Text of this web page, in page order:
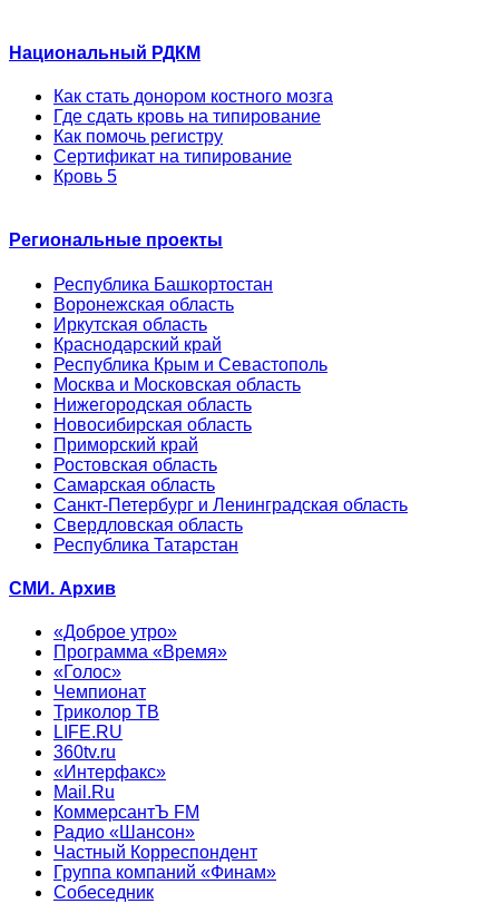
Национальный РДКМ
Как стать донором костного мозга
Где сдать кровь на типирование
Как помочь регистру
Сертификат на типирование
Кровь 5
Региональные проекты
Республика Башкортостан
Воронежская область
Иркутская область
Краснодарский край
Республика Крым и Севастополь
Москва и Московская область
Нижегородская область
Новосибирская область
Приморский край
Ростовская область
Самарская область
Санкт-Петербург и Ленинградская область
Свердловская область
Республика Татарстан
СМИ. Архив
«Доброе утро»
Программа «Время»
«Голос»
Чемпионат
Триколор ТВ
LIFE.RU
360tv.ru
«Интерфакс»
Mail.Ru
КоммерсантЪ FM
Радио «Шансон»
Частный Корреспондент
Группа компаний «Финам»
Собеседник